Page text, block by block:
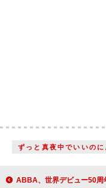
ずっと真夜中でいいのに
ABBA、世界デビュー50周年を記念した最新ベスト盤『ザ・シングルス